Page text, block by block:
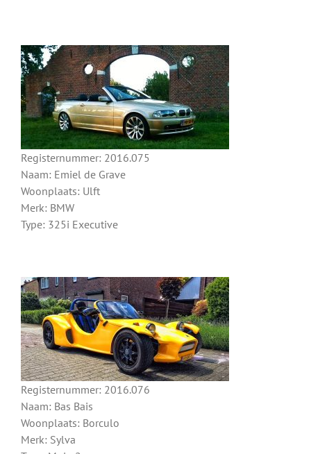
Registernummer: 2016.075
Naam: Emiel de Grave
Woonplaats: Ulft
Merk: BMW
Type: 325i Executive
Registernummer: 2016.076
Naam: Bas Bais
Woonplaats: Borculo
Merk: Sylva